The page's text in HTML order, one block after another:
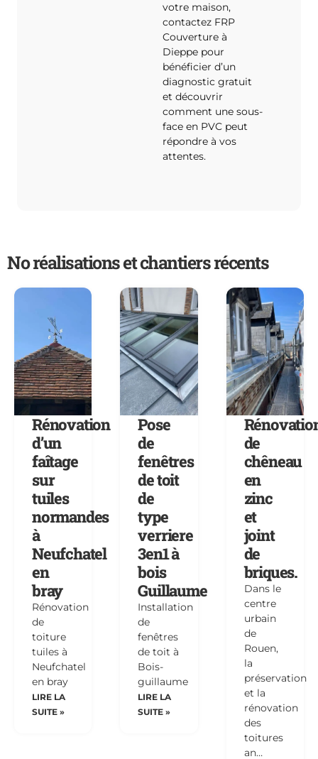
votre maison,
contactez FRP
Couverture à
Dieppe pour
bénéficier d’un
diagnostic gratuit
et découvrir
comment une sous-
face en PVC peut
répondre à vos
attentes.
No réalisations et chantiers récents
Rénovation
d’un
faîtage
sur
tuiles
normandes
à
Neufchatel
en
bray
Rénovation
de
toiture
tuiles à
Neufchatel
en bray
LIRE LA
SUITE »
Pose
de
fenêtres
de toit
de
type
verriere
3en1 à
bois
Guillaume
Installation
de
fenêtres
de toit à
Bois-
guillaume
LIRE LA
SUITE »
de
chêneau
en
zinc
et
joint
de
briques.
Dans le
centre
urbain
de
Rouen,
la
préservation
et la
rénovation
des
toitures
an…